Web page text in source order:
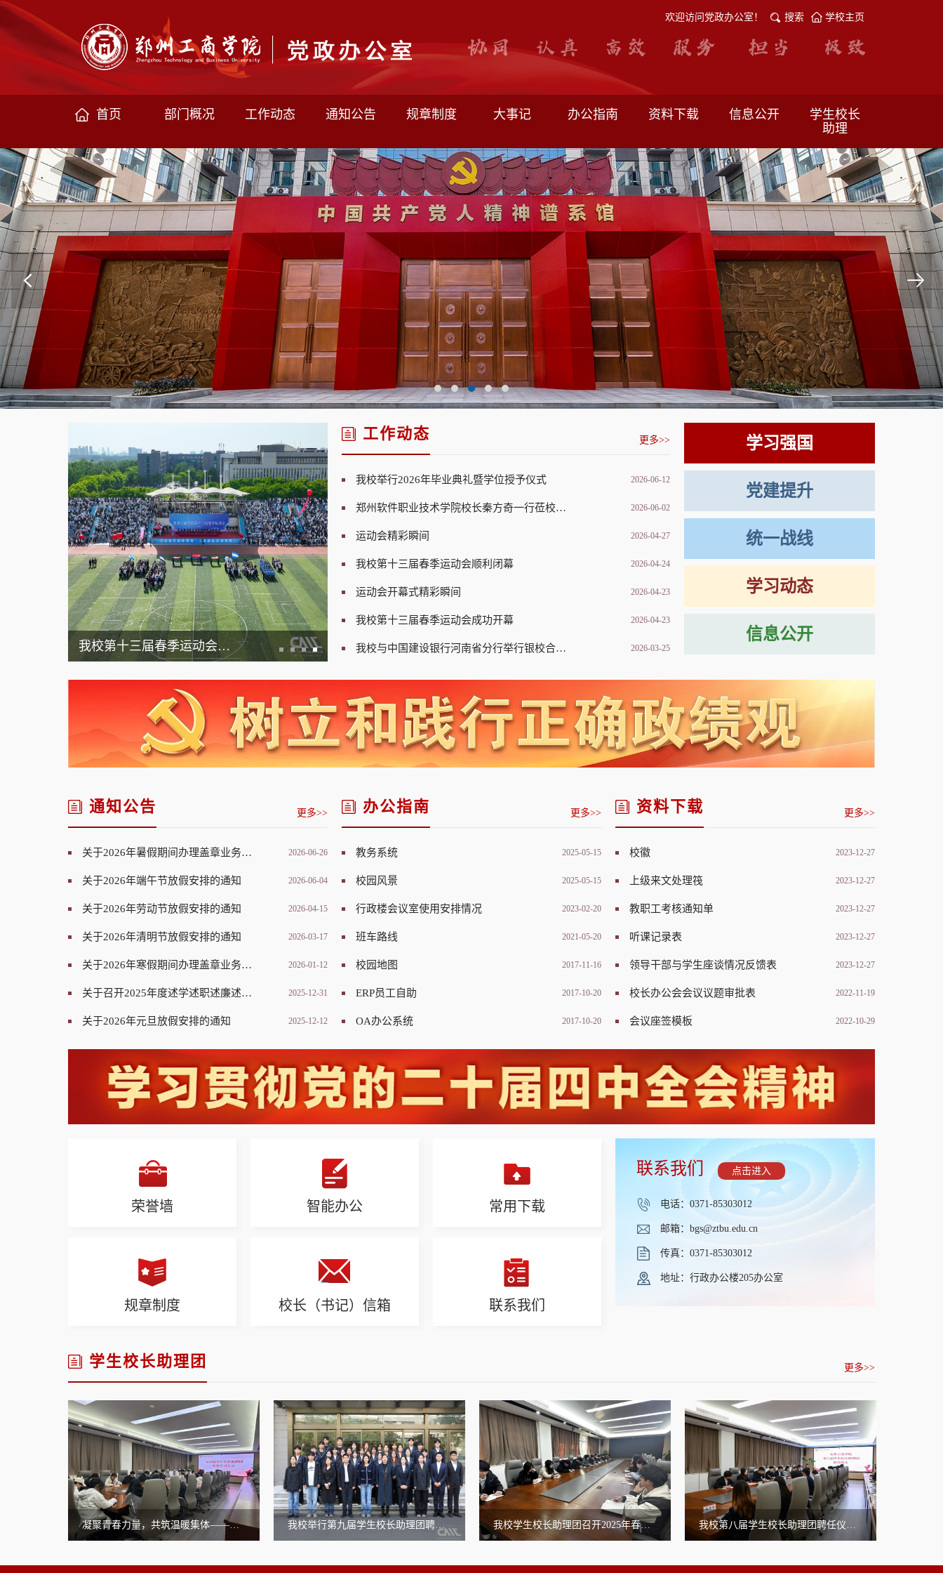
欢迎访问党政办公室！ 搜索 学校主页
首页 部门概况 工作动态 通知公告 规章制度 大事记 办公指南 资料下载 信息公开
学生校长
助理
我校第十三届春季运动会顺利闭幕 我校举行2026年毕业典礼暨学位授予仪式 郑州软件职业技术学院校长秦方奇一行莅校考察交流
工作动态 更多>>
2026-06-12
我校举行2026年毕业典礼暨学位授予仪式
2026-06-02
郑州软件职业技术学院校长秦方奇一行莅校考察交流
2026-04-27
运动会精彩瞬间
2026-04-24
我校第十三届春季运动会顺利闭幕
2026-04-23
运动会开幕式精彩瞬间
2026-04-23
我校第十三届春季运动会成功开幕
2026-03-25
我校与中国建设银行河南省分行举行银校合作座谈会
学习强国
党建提升
统一战线
学习动态
信息公开
通知公告 更多>>
2026-06-26
关于2026年暑假期间办理盖章业务的通知
2026-06-04
关于2026年端午节放假安排的通知
2026-04-15
关于2026年劳动节放假安排的通知
2026-03-17
关于2026年清明节放假安排的通知
2026-01-12
关于2026年寒假期间办理盖章业务的通知
2025-12-31
关于召开2025年度述学述职述廉述党建暨年度工作评议大会的通知
2025-12-12
关于2026年元旦放假安排的通知
办公指南 更多>>
2025-05-15
教务系统
2025-05-15
校园风景
2023-02-20
行政楼会议室使用安排情况
2021-05-20
班车路线
2017-11-16
校园地图
2017-10-20
ERP员工自助
2017-10-20
OA办公系统
资料下载 更多>>
2023-12-27
校徽
2023-12-27
上级来文处理筏
2023-12-27
教职工考核通知单
2023-12-27
听课记录表
2023-12-27
领导干部与学生座谈情况反馈表
2022-11-19
校长办公会会议议题审批表
2022-10-29
会议座签模板
荣誉墙 智能办公 常用下载
规章制度 校长（书记）信箱 联系我们
联系我们 点击进入
电话：0371-85303012
邮箱：bgs@ztbu.edu.cn
传真：0371-85303012
地址：行政办公楼205办公室
学生校长助理团 更多>>
我校举行第九届学生校长助理团聘任仪式 我校学生校长助理团召开2025年春季学期第一次工作例会 我校第八届学生校长助理团聘任仪式成功举行 我校学生校长助理团召开2024年新学期第一次工作例会